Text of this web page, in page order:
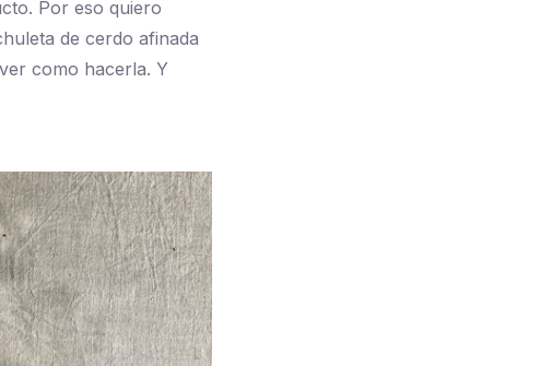
Por eso quiero
de cerdo afinada
como hacerla. Y